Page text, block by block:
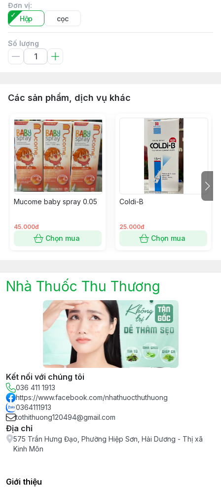
Đơn vị:
Hộp
cọc
Số lượng
Các sản phẩm, dịch vụ khác
Mucome baby spray 0.05
45.000đ
Chọn mua
Coldi-B
25.000đ
Chọn mua
Nhà Thuốc Thu Thương
Kết nối với chúng tôi
036 411 1913
https://www.facebook.com/nhathuocthuthuong
0364111913
tothithuong120494@gmail.com
Địa chỉ
575 Trần Hưng Đạo, Phường Hiệp Sơn, Hải Dương - Thị xã
Kinh Môn
Giới thiệu